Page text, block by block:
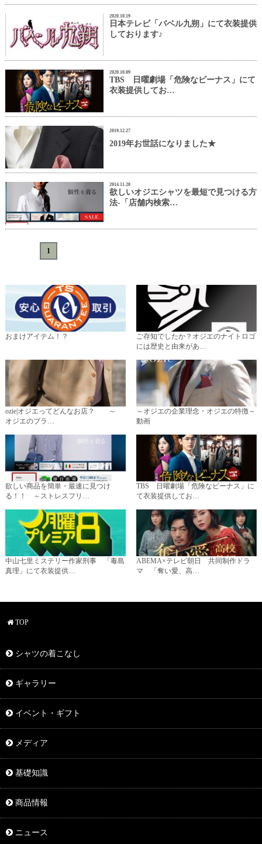
2020.10.19
日本テレビ「バベル九朔」にて衣装提供
しております♪
2020.10.09
TBS 日曜劇場「危険なビーナス」にて
衣装提供してお…
2019.12.27
2019年お世話になりました★
2014.11.20
欲しいオジエシャツを最短で見つける方
法-「店舗内検索…
1
おまけアイテム！？
ご存知でしたか？オジエのナイトロゴ
には歴史と由来があ…
ozie|オジエってどんなお店？ ～
オジエのブラ…
～オジエの企業理念・オジエの特徴～
動画
欲しい商品を簡単・最速に見つけ
る！！ ～ストレスフリ…
TBS 日曜劇場「危険なビーナス」に
て衣装提供してお…
中山七里ミステリー作家刑事 「毒島
真理」にて衣装提供…
ABEMA×テレビ朝日 共同制作ドラ
マ 「奪い愛、高…
TOP
シャツの着こなし
ギャラリー
イベント・ギフト
メディア
基礎知識
商品情報
ニュース